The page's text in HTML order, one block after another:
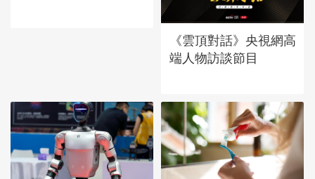
《雲頂對話》央視網高
端人物訪談節目